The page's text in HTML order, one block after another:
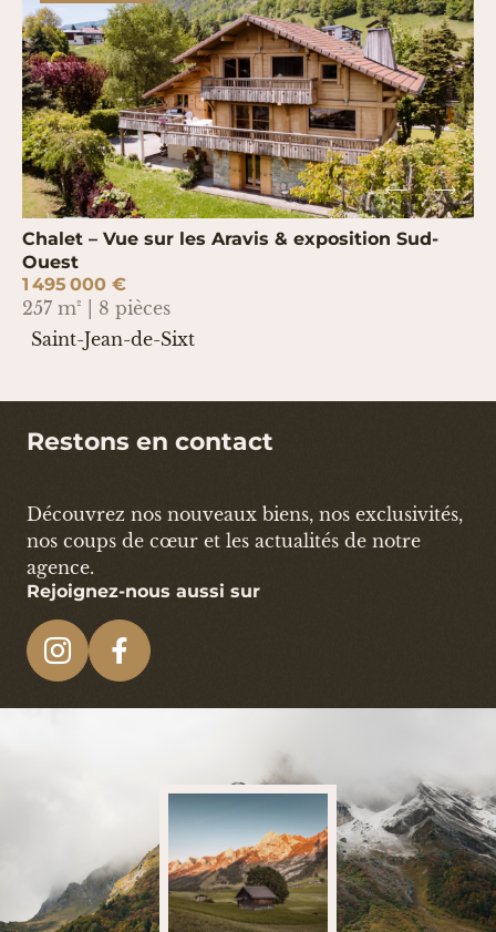
Chalet – Vue sur les Aravis & exposition Sud-
Ouest
1 495 000 €
257 m² | 8 pièces
Saint-Jean-de-Sixt
Restons en contact
Découvrez nos nouveaux biens, nos exclusivités,
nos coups de cœur et les actualités de notre
agence.
Rejoignez-nous aussi sur